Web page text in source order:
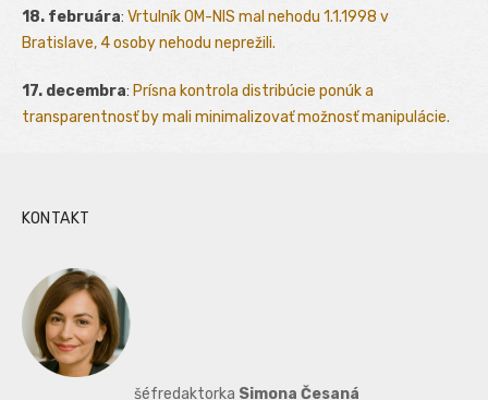
18. februára: Vrtulník OM-NIS mal nehodu 1.1.1998 v
Bratislave, 4 osoby nehodu neprežili.
17. decembra: Prísna kontrola distribúcie ponúk a
transparentnosť by mali minimalizovať možnosť manipulácie.
KONTAKT
šéfredaktorka Simona Česaná